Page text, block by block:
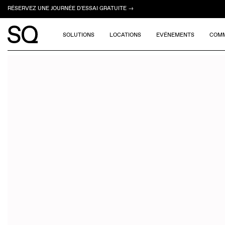
RÉSERVEZ UNE JOURNÉE D'ESSAI GRATUITE →
SOLUTIONS LOCATIONS EVÉNEMENTS